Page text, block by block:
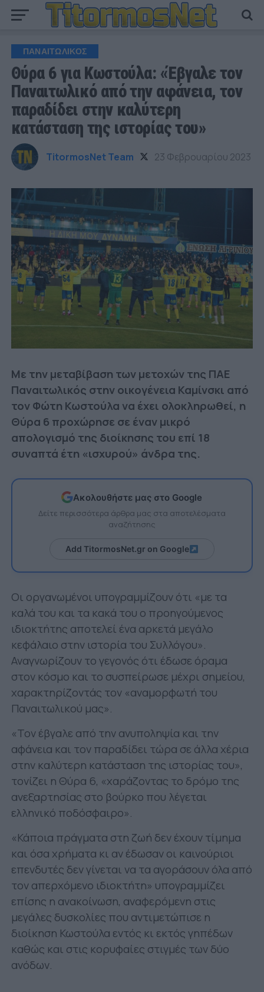
ΠΑΝΑΙΤΩΛΙΚΟΣ
Θύρα 6 για Κωστούλα: «Έβγαλε τον
Παναιτωλικό από την αφάνεια, τον
παραδίδει στην καλύτερη
κατάσταση της ιστορίας του»
TitormosNet Team 23 Φεβρουαρίου 2023
Με την μεταβίβαση των μετοχών της ΠΑΕ
Παναιτωλικός στην οικογένεια Καμίνσκι από
τον Φώτη Κωστούλα να έχει ολοκληρωθεί, η
Θύρα 6 προχώρησε σε έναν μικρό
απολογισμό της διοίκησης του επί 18
συναπτά έτη «ισχυρού» άνδρα της.
Ακολουθήστε μας στο Google
Δείτε περισσότερα άρθρα μας στα αποτελέσματα
αναζήτησης
Add TitormosNet.gr on Google
Οι οργανωμένοι υπογραμμίζουν ότι «με τα
καλά του και τα κακά του ο προηγούμενος
ιδιοκτήτης αποτελεί ένα αρκετά μεγάλο
κεφάλαιο στην ιστορία του Συλλόγου».
Αναγνωρίζουν το γεγονός ότι έδωσε όραμα
στον κόσμο και το συσπείρωσε μέχρι σημείου,
χαρακτηρίζοντάς τον «αναμορφωτή του
Παναιτωλικού μας».
«Τον έβγαλε από την ανυποληψία και την
αφάνεια και τον παραδίδει τώρα σε άλλα χέρια
στην καλύτερη κατάσταση της ιστορίας του»,
τονίζει η Θύρα 6, «χαράζοντας το δρόμο της
ανεξαρτησίας στο βούρκο που λέγεται
ελληνικό ποδόσφαιρο».
«Κάποια πράγματα στη ζωή δεν έχουν τίμημα
και όσα χρήματα κι αν έδωσαν οι καινούριοι
επενδυτές δεν γίνεται να τα αγοράσουν όλα από
τον απερχόμενο ιδιοκτήτη» υπογραμμίζει
επίσης η ανακοίνωση, αναφερόμενη στις
μεγάλες δυσκολίες που αντιμετώπισε η
διοίκηση Κωστούλα εντός κι εκτός γηπέδων
καθώς και στις κορυφαίες στιγμές των δύο
ανόδων.